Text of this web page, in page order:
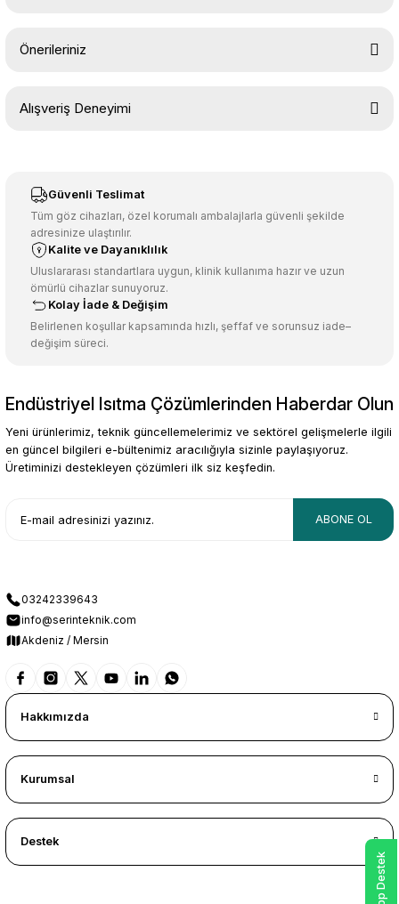
Önerileriniz
konularda yetersiz gördüğünüz noktaları öneri formunu kullanarak
Ürün resmi kalitesiz, bozuk veya görüntülenemiyor.
Ürün açıklamasında eksik bilgiler bulunuyor.
Ürün bilgilerinde hatalar bulunuyor.
Ürün fiyatı diğer sitelerden daha pahalı.
Bu ürüne benzer farklı alternatifler olmalı.
Gönder
Alışveriş Deneyimi
Güvenli Teslimat
Tüm göz cihazları, özel korumalı ambalajlarla güvenli şekilde
adresinize ulaştırılır.
Kalite ve Dayanıklılık
Uluslararası standartlara uygun, klinik kullanıma hazır ve uzun
ömürlü cihazlar sunuyoruz.
Kolay İade & Değişim
Belirlenen koşullar kapsamında hızlı, şeffaf ve sorunsuz iade–
değişim süreci.
Endüstriyel Isıtma Çözümlerinden Haberdar Olun
Yeni ürünlerimiz, teknik güncellemelerimiz ve sektörel gelişmelerle ilgili
en güncel bilgileri e-bültenimiz aracılığıyla sizinle paylaşıyoruz.
Üretiminizi destekleyen çözümleri ilk siz keşfedin.
ABONE OL
03242339643
info@serinteknik.com
Akdeniz / Mersin
Hakkımızda
Kurumsal
Destek